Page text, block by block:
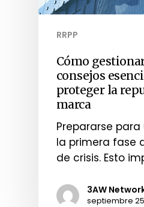
RRPP
Cómo
consejos
proteger la
marca
Prepararse para
la primera fase
de crisis. Esto
3AW
septiembre